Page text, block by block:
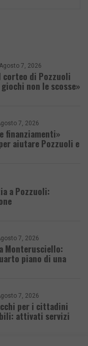
Agosto 7, 2026
corteo di Pozzuoli
non le scosse»
7, 2026
finanziamenti»
aiutare Pozzuoli e
a Pozzuoli:
7, 2026
Monterusciello:
piano di una
7, 2026
per i cittadini
attivati servizi